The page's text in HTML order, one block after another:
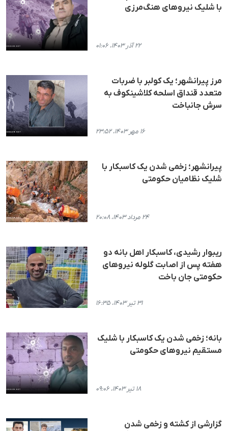
با شلیک نیروهای هنگ‌مرزی
۲۲ آذر ۱۴۰۳، ۰۱:۰۶
مرز پیرانشهر؛ یک کولبر با ضربات
متعدد قنداق اسلحه کلاشینکوف به
سرش جانباخت
۱۶ مهر ۱۴۰۳، ۲۳:۵۲
پیرانشهر؛ زخمی شدن یک کاسبکار با
شلیک نظامیان حکومتی
۲۴ مرداد ۱۴۰۳، ۲۰:۰۸
ریبوار رشیدی، کاسبکار اهل بانه دو
هفته پس از اصابت گلوله نیروهای
حکومتی جان باخت
۳۱ تیر ۱۴۰۳، ۱۶:۳۵
بانە؛ زخمی شدن یک کاسبکار با شلیک
مستقیم نیروهای حکومتی
۱۸ تیر ۱۴۰۳، ۰۹:۰۶
گزارشی از کشته و زخمی شدن